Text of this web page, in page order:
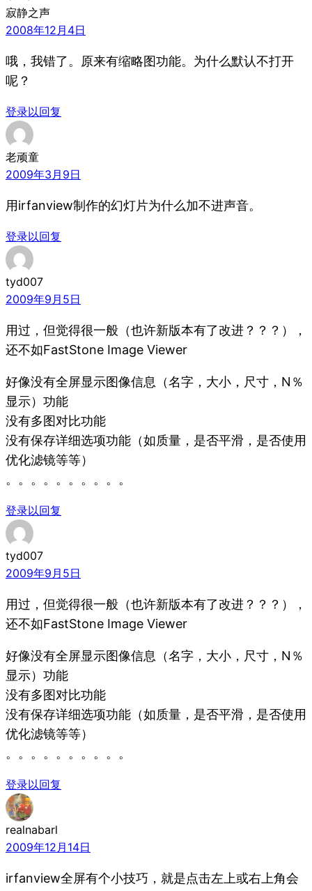
寂静之声
2008年12月4日
哦，我错了。原来有缩略图功能。为什么默认不打开
呢？
登录以回复
老顽童
2009年3月9日
用irfanview制作的幻灯片为什么加不进声音。
登录以回复
tyd007
2009年9月5日
用过，但觉得很一般（也许新版本有了改进？？？），
还不如FastStone Image Viewer
好像没有全屏显示图像信息（名字，大小，尺寸，N％
显示）功能
没有多图对比功能
没有保存详细选项功能（如质量，是否平滑，是否使用
优化滤镜等等）
。。。。。。。。。。
登录以回复
tyd007
2009年9月5日
用过，但觉得很一般（也许新版本有了改进？？？），
还不如FastStone Image Viewer
好像没有全屏显示图像信息（名字，大小，尺寸，N％
显示）功能
没有多图对比功能
没有保存详细选项功能（如质量，是否平滑，是否使用
优化滤镜等等）
。。。。。。。。。。
登录以回复
realnabarl
2009年12月14日
irfanview全屏有个小技巧，就是点击左上或右上角会